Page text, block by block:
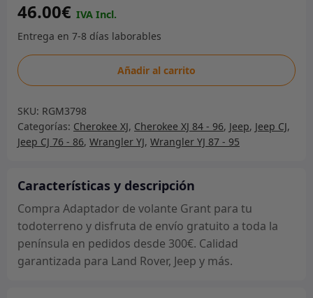
46.00€
Adaptador
de
Grant
cantidad
Añadir al carrito
SKU: RGM3798
Categorías: Cherokee XJ, Cherokee XJ 84 - 96, Jeep, Jeep CJ,
Jeep CJ 76 - 86, Wrangler YJ, Wrangler YJ 87 - 95
Características y descripción
Compra Adaptador de volante Grant para tu
todoterreno y disfruta de envío gratuito a toda la
península en pedidos desde 300€. Calidad
garantizada para Land Rover, Jeep y más.